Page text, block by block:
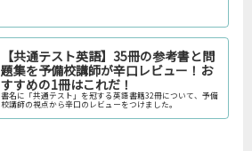
【共通テスト英語】35冊の参考書と問
題集を予備校講師が辛口レビュー！お
すすめの1冊はこれだ！
書名に「共通テスト」を冠する英語書籍32冊について、予備
校講師の視点から辛口のレビューをつけました。